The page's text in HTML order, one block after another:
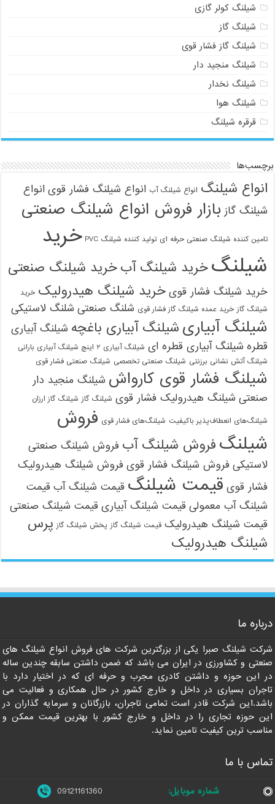
شیلنگ کولر گازی
شیلنگ گاز
شیلنگ گاز فشار قوی
شیلنگ منجید دار
شیلنگ نخدار
شیلنگ هوا
قرقره شیلنگ
برچسب‌ها
انواع شیلنگ انواع شیلنگ آب انواع شیلنگ فشار قوی انواع
شیلنگ گاز بازار فروش انواع شیلنگ صنعتی
تامین کننده شیلنگ صنعتی حرفه ای تولید کننده شیلنگ PVC
خرید
شیلنگخرید شیلنگ آبخرید شیلنگ صنعتی
خرید شیلنگ فشار قوی خرید شیلنگ هیدرولیک خرید
شیلنگ گاز خرید عمده شیلنگ گاز فشار قوی شلنگ صنعتی شلنگ لاستیکی
شیلنگ آبیاری شیلنگ آبیاری باغچه شیلنگ آبیاری
قطره شیلنگ آبیاری قطره ای شیلنگ آبیاری ۲ اینچ شیلنگ آبیاری بارانی
شیلنگ آتش نشانی برزنتی شیلنگ صنعتی تخصصی شیلنگ صنعتی فشار قوی
شیلنگ فشار قوی کارواش شیلنگ منجید دار
صنعتی شیلنگ هیدرولیک فشار قوی شیلنگ گاز شیلنگ گاز ارزان
شیلنگ‌های انعطاف‌پذیر باکیفیت شیلنگ‌های فشار قوی فروش
شیلنگ فروش شیلنگ آب فروش شیلنگ صنعتی
لاستیکی فروش شیلنگ فشار قوی فروش شیلنگ هیدرولیک
فشار قوی قیمت شیلنگ قیمت شیلنگ آب قیمت
شیلنگ آب معمولی قیمت شیلنگ آبیاری قیمت شیلنگ صنعتی
قیمت شیلنگ هیدرولیک قیمت شیلنگ گاز پخش شیلنگ گاز پرس
شیلنگ هیدرولیک
درباره ما
شرکت شیلنگ صبرا یکی از بزرگترین شرکت های فروش انواع شیلنگ های
صنعتی و کشاورزی در ایران می باشد که ضمن داشتن سابقه چندین ساله
در این حوزه و داشتن کادری مجرب و حرفه ای که در اختیار دارد با
تاجران بسیاری در داخل و خارج کشور در حال همکاری و فعالیت می
باشد.این شرکت قادر است تمامی تاجران، بازرگانان و سرمایه گذاران در
این حوزه تجاری را در داخل و خارج کشور با بهترین قیمت ممکن و
مناسب ترین کیفیت تامین نماید.
تماس با ما
شماره موبایل:
09121161360